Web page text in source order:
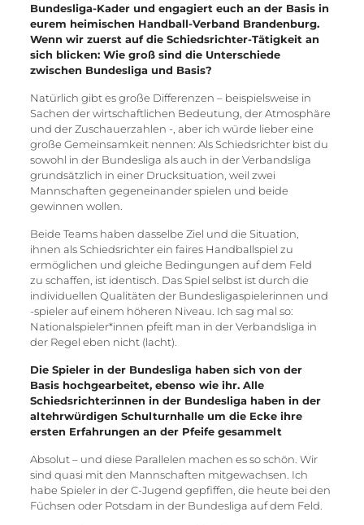
Bundesliga-Kader und engagiert euch an der Basis in
eurem heimischen Handball-Verband Brandenburg.
Wenn wir zuerst auf die Schiedsrichter-Tätigkeit an
sich blicken: Wie groß sind die Unterschiede
zwischen Bundesliga und Basis?
Natürlich gibt es große Differenzen – beispielsweise in
Sachen der wirtschaftlichen Bedeutung, der Atmosphäre
und der Zuschauerzahlen -, aber ich würde lieber eine
große Gemeinsamkeit nennen: Als Schiedsrichter bist du
sowohl in der Bundesliga als auch in der Verbandsliga
grundsätzlich in einer Drucksituation, weil zwei
Mannschaften gegeneinander spielen und beide
gewinnen wollen.
Beide Teams haben dasselbe Ziel und die Situation,
ihnen als Schiedsrichter ein faires Handballspiel zu
ermöglichen und gleiche Bedingungen auf dem Feld
zu schaffen, ist identisch. Das Spiel selbst ist durch die
individuellen Qualitäten der Bundesligaspielerinnen und
-spieler auf einem höheren Niveau. Ich sag mal so:
Nationalspieler*innen pfeift man in der Verbandsliga in
der Regel eben nicht (lacht).
Die Spieler in der Bundesliga haben sich von der
Basis hochgearbeitet, ebenso wie ihr. Alle
Schiedsrichter:innen in der Bundesliga haben in der
altehrwürdigen Schulturnhalle um die Ecke ihre
ersten Erfahrungen an der Pfeife gesammelt
Absolut – und diese Parallelen machen es so schön. Wir
sind quasi mit den Mannschaften mitgewachsen. Ich
habe Spieler in der C-Jugend gepfiffen, die heute bei den
Füchsen oder Potsdam in der Bundesliga auf dem Feld.